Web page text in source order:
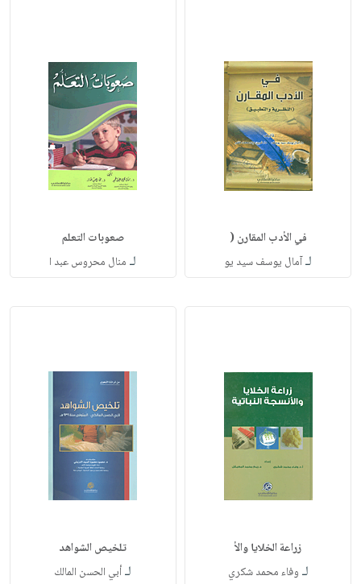
في الأدب المقارن (
لـآمال يوسف سيد يو
صعوبات التعلم
لـ منال محروس عبد ا
زراعة الخلايا والأ
لـ وفاء محمد شكري
تلخيص الشواهد
لـأبي الحسن المالك